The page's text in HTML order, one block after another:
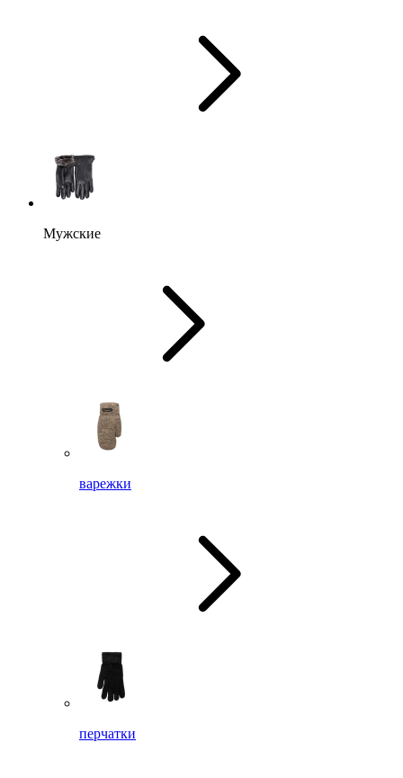
Мужские
варежки
перчатки